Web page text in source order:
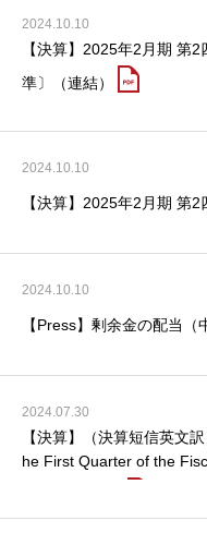
2024.10.10
【決算】2025年2月期 第
準〕（連結）
2024.10.10
【決算】2025年2月期 第
2024.10.10
【Press】剰余金の配当
2024.07.30
【決算】（決算短信英文
he First Quarter of the